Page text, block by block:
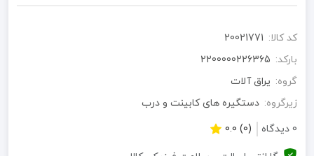
کد کالا: 20021771
بارکد: 2200000226365
گروه: یراق آلات
زیرگروه: دستگیره های کابینت و درب
0 دیدگاه
(0) 0.0